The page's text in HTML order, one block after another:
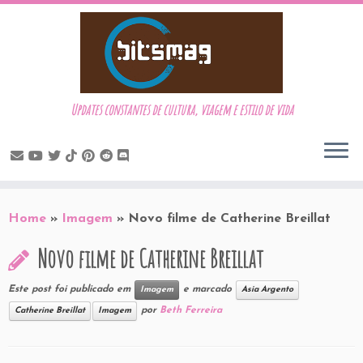
to
Updates constantes de cultura, viagem e estilo de vida
Home » Imagem » Novo filme de Catherine Breillat
Novo filme de Catherine Breillat
Este post foi publicado em Imagem e marcado Asia Argento
Catherine Breillat Imagem por Beth Ferreira